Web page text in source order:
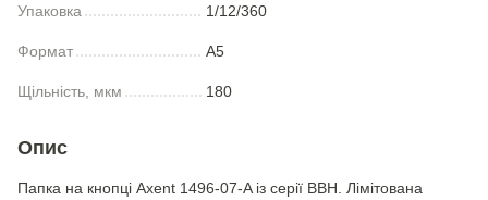
Упаковка 1/12/360
Формат A5
Щільність, мкм 180
Опис
Папка на кнопці Axent 1496-07-A із серії BBH. Лімітована